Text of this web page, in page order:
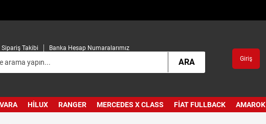
Sipariş Takibi Banka Hesap Numaralarımız
ARA Giriş
HILUX RANGER MERCEDES X CLASS FIAT FULLBACK AMAROK